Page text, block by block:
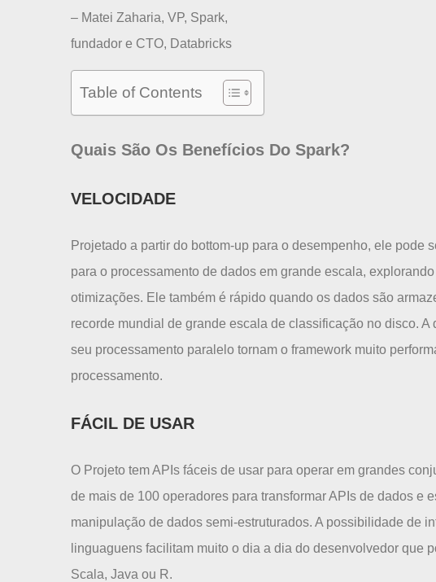
– Matei Zaharia, VP, Spark,
fundador e CTO, Databricks
Table of Contents
Quais São Os Benefícios Do Spark?
VELOCIDADE
Projetado a partir do bottom-up para o desempenho, ele pode
para o processamento de dados em grande escala,
otimizações. Ele também é rápido quando os dados são
recorde mundial de grande escala de classificação no disco.
seu processamento paralelo tornam o framework muito
processamento.
FÁCIL DE USAR
O Projeto tem APIs fáceis de usar para operar em grandes
de mais de 100 operadores para transformar APIs de dados e
manipulação de dados semi-estruturados. A possibilidade de
linguaguens facilitam muito o dia a dia do desenvolvedor que
Scala, Java ou R.